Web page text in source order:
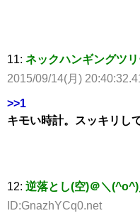
11: ネックハンギングツ
2015/09/14(月)
>>1
キモい時計。スッキリし
12: 逆落とし(空)＠＼(^o^)
ID:GnazhYCq0.net